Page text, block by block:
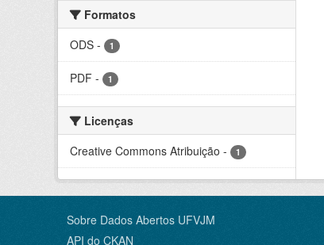
Formatos
ODS - 1
PDF - 1
Licenças
Creative Commons Atribuição - 1
Sobre Dados Abertos UFVJM
API do CKAN